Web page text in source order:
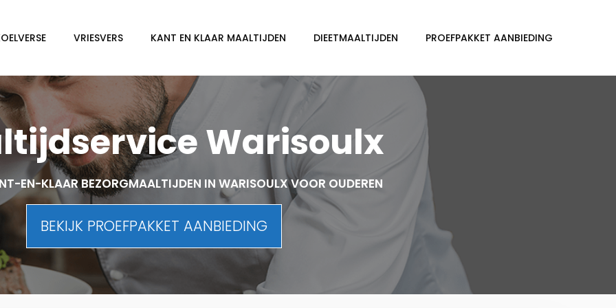
VRIESVERS KANT EN KLAAR MAALTIJDEN DIEETMAALTIJDEN PROEFPAKKET AANBIEDING
Warisoulx
EN-KLAAR BEZORGMAALTIJDEN IN WARISOULX VOOR OUDEREN
BEKIJK PROEFPAKKET AANBIEDING